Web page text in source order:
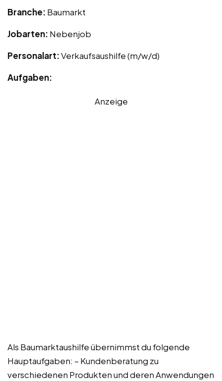
Branche: Baumarkt
Jobarten: Nebenjob
Personalart:Verkaufsaushilfe (m/w/d)
Aufgaben:
Anzeige
Als Baumarktaushilfe übernimmst du folgende
Hauptaufgaben: – Kundenberatung zu
verschiedenen Produkten und deren Anwendungen